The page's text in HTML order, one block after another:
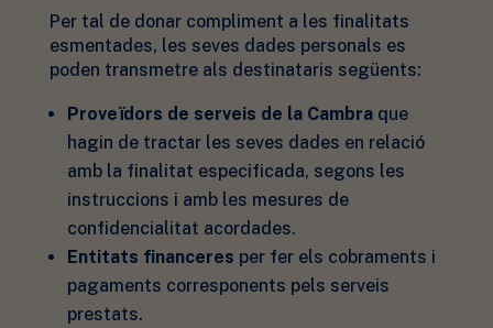
Per tal de donar compliment a les finalitats
esmentades, les seves dades personals es
poden transmetre als destinataris següents:
Proveïdors de serveis de la Cambraque
hagin de tractar les seves dades en relació
amb la finalitat especificada, segons les
instruccions i amb les mesures de
confidencialitat acordades.
Entitats financeres per fer els cobraments i
pagaments corresponents pels serveis
prestats.